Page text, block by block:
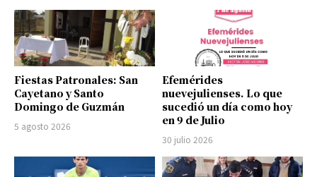
Fiestas Patronales: San
Cayetano y Santo
Domingo de Guzmán
5 agosto 2026
Efemérides
nuevejulienses. Lo que
sucedió un día como hoy
en 9 de Julio
30 julio 2026